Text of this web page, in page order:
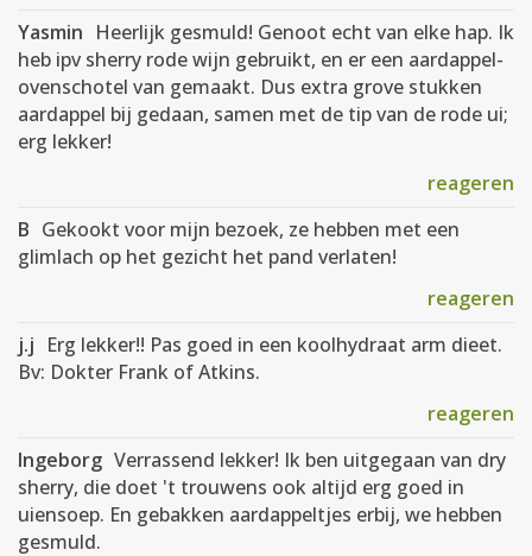
Yasmin Heerlijk gesmuld! Genoot echt van elke hap. Ik
heb ipv sherry rode wijn gebruikt, en er een aardappel-
ovenschotel van gemaakt. Dus extra grove stukken
aardappel bij gedaan, samen met de tip van de rode ui;
erg lekker!
reageren
B Gekookt voor mijn bezoek, ze hebben met een
glimlach op het gezicht het pand verlaten!
reageren
j.j Erg lekker!! Pas goed in een koolhydraat arm dieet.
Bv: Dokter Frank of Atkins.
reageren
Ingeborg Verrassend lekker! Ik ben uitgegaan van dry
sherry, die doet 't trouwens ook altijd erg goed in
uiensoep. En gebakken aardappeltjes erbij, we hebben
gesmuld.